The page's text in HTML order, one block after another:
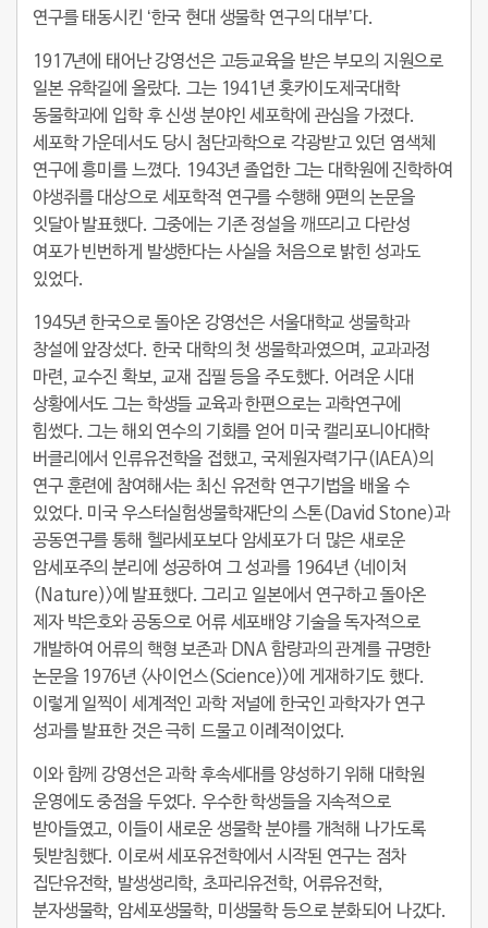
연구를 태동시킨 ‘한국 현대 생물학 연구의 대부’다.
1917년에 태어난 강영선은 고등교육을 받은 부모의 지원으로
일본 유학길에 올랐다. 그는 1941년 홋카이도제국대학
동물학과에 입학 후 신생 분야인 세포학에 관심을 가졌다.
세포학 가운데서도 당시 첨단과학으로 각광받고 있던 염색체
연구에 흥미를 느꼈다. 1943년 졸업한 그는 대학원에 진학하여
야생쥐를 대상으로 세포학적 연구를 수행해 9편의 논문을
잇달아 발표했다. 그중에는 기존 정설을 깨뜨리고 다란성
여포가 빈번하게 발생한다는 사실을 처음으로 밝힌 성과도
있었다.
1945년 한국으로 돌아온 강영선은 서울대학교 생물학과
창설에 앞장섰다. 한국 대학의 첫 생물학과였으며, 교과과정
마련, 교수진 확보, 교재 집필 등을 주도했다. 어려운 시대
상황에서도 그는 학생들 교육과 한편으로는 과학연구에
힘썼다. 그는 해외 연수의 기회를 얻어 미국 캘리포니아대학
버클리에서 인류유전학을 접했고, 국제원자력기구(IAEA)의
연구 훈련에 참여해서는 최신 유전학 연구기법을 배울 수
있었다. 미국 우스터실험생물학재단의 스톤(David Stone)과
공동연구를 통해 헬라세포보다 암세포가 더 많은 새로운
암세포주의 분리에 성공하여 그 성과를 1964년 <네이처
(Nature)>에 발표했다. 그리고 일본에서 연구하고 돌아온
제자 박은호와 공동으로 어류 세포배양 기술을 독자적으로
개발하여 어류의 핵형 보존과 DNA 함량과의 관계를 규명한
논문을 1976년 <사이언스(Science)>에 게재하기도 했다.
이렇게 일찍이 세계적인 과학 저널에 한국인 과학자가 연구
성과를 발표한 것은 극히 드물고 이례적이었다.
이와 함께 강영선은 과학 후속세대를 양성하기 위해 대학원
운영에도 중점을 두었다. 우수한 학생들을 지속적으로
받아들였고, 이들이 새로운 생물학 분야를 개척해 나가도록
뒷받침했다. 이로써 세포유전학에서 시작된 연구는 점차
집단유전학, 발생생리학, 초파리유전학, 어류유전학,
분자생물학, 암세포생물학, 미생물학 등으로 분화되어 나갔다.